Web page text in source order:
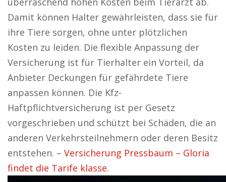
Damit können Halter gewährleisten, dass sie für
ihre Tiere sorgen, ohne unter plötzlichen
Kosten zu leiden. Die flexible Anpassung der
Versicherung ist für Tierhalter ein Vorteil, da
Anbieter Deckungen für gefährdete Tiere
anpassen können. Die Kfz-
Haftpflichtversicherung ist per Gesetz
vorgeschrieben und schützt bei Schäden, die an
anderen Verkehrsteilnehmern oder deren Besitz
entstehen. – Versicherung Pressbaum – Gloria
findet die Tarife klasse.